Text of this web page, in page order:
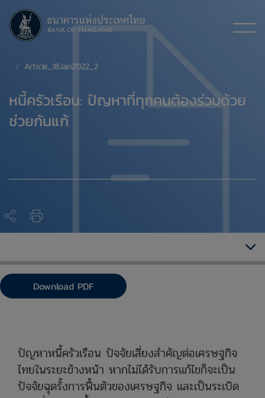
Article_18Jan2022_2
​หนี้ครัวเรือน: ปัญหาที่ทุกคนต้องร่วมด้วย
ช่วยกันแก้
ปัญหาหนี้ครัวเรือน ปัจจัยเสี่ยงสำคัญต่อเศรษฐกิจ
ไทยในระยะข้างหน้า หากไม่ได้รับการแก้ไขก็จะเป็น
ปัจจัยฉุดรั้งการฟื้นตัวของเศรษฐกิจ และเป็นระเบิด
Download PDF